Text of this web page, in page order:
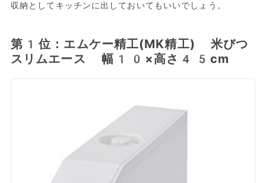
収納としてキッチンに出しておいてもいいでしょう。
第1位：エムケー精工(MK精工) 米びつ
スリムエース 幅10×高さ45cm